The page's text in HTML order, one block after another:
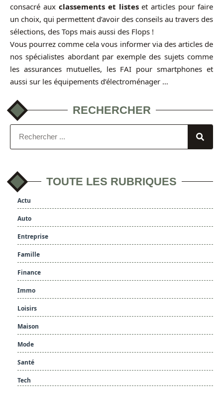
consacré aux classements et listeset articles pour faire
un choix, qui permettent d’avoir des conseils au travers des
sélections, des Tops mais aussi des Flops !
Vous pourrez comme cela vous informer via des articles de
nos spécialistes abordant par exemple des sujets comme
les assurances mutuelles, les FAI pour smartphones et
aussi sur les équipements d’électroménager …
RECHERCHER
TOUTE LES RUBRIQUES
Actu
Auto
Entreprise
Famille
Finance
Immo
Loisirs
Maison
Mode
Santé
Tech